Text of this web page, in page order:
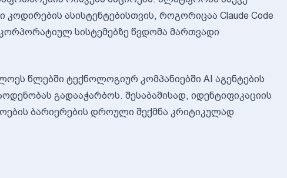
კოდირების ასისტენტებისთვის, როგორიცაა Claude Code
სისტემებზე წვდომა მართვადი
წლებში ტექნოლოგიურ კომპანიებში AI აგენტების
გადააჭარბოს. შესაბამისად, იდენტიფიკაციის
ბარიერების დროული შექმნა კრიტიკულად